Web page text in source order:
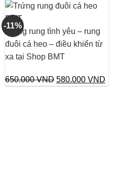
-11%
Trứng rung tình yêu – rung
đuôi cá heo – điều khiển từ
xa tại Shop BMT
650.000VND Giá
580.000 VNDGiá